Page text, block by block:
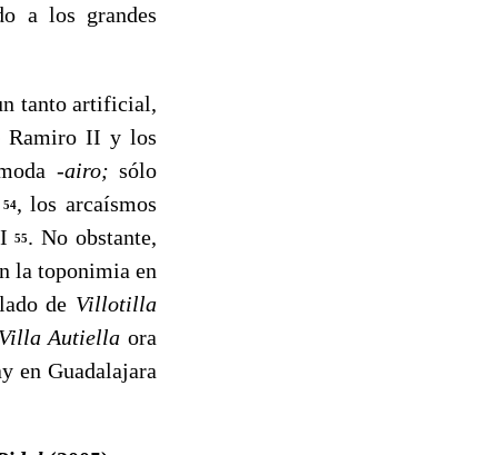
a los grandes
tanto artificial,
Ramiro II y los
-airo; sólo
54, los arcaísmos
55. No obstante,
la toponimia en
de Villotilla
Villa Autiellaora
en Guadalajara